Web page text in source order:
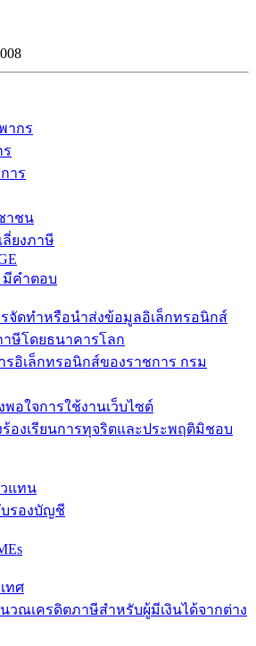
ากร
าร
าชน
ลี่ยงภาษี
มีคำตอบ
จัดทำหรือนำส่งข้อมูลอิเล็กทรอนิกส์
าษีโดยธนาคารโลก
อิเล็กทรอนิกส์ของราชการ กรม
อใจการใช้งานเว็บไซต์
ร้องเรียนการทุจริตและประพฤติมิชอบ
แทน
บรองบัญชี
ทศ
วณเครดิตภาษีสำหรับผู้มีเงินได้จากต่าง